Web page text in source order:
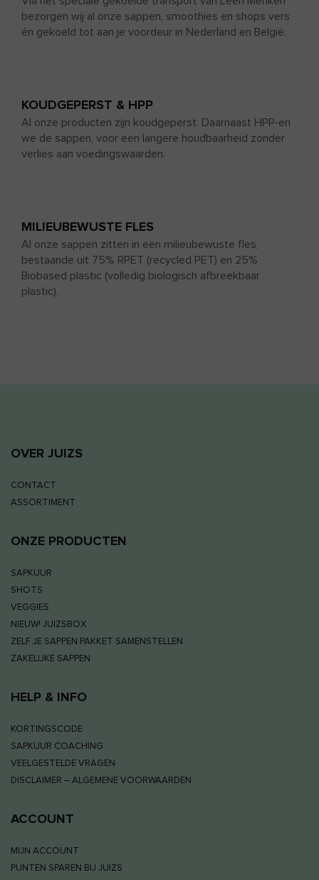
bezorgen wij al onze sappen, smoothies en shops vers
én gekoeld tot aan je voordeur in Nederland en België.
KOUDGEPERST & HPP
Al onze producten zijn koudgeperst. Daarnaast HPP-en
we de sappen, voor een langere houdbaarheid zonder
verlies aan voedingswaarden.
MILIEUBEWUSTE FLES
Al onze sappen zitten in een milieubewuste fles,
bestaande uit 75% RPET (recycled PET) en 25%
Biobased plastic (volledig biologisch afbreekbaar
plastic).
OVER JUIZS
CONTACT
ASSORTIMENT
ONZE PRODUCTEN
SAPKUUR
SHOTS
VEGGIES
NIEUW! JUIZSBOX
ZELF JE SAPPEN PAKKET SAMENSTELLEN
ZAKELIJKE SAPPEN
HELP & INFO
KORTINGSCODE
SAPKUUR COACHING
VEELGESTELDE VRAGEN
DISCLAIMER – ALGEMENE VOORWAARDEN
ACCOUNT
MIJN ACCOUNT
PUNTEN SPAREN BIJ JUIZS